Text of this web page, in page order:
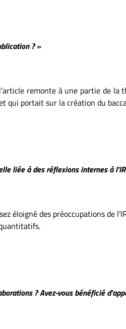
? »
remonte à une partie de la
qui portait sur la création du
liée à des réflexions internes à
éloigné des préoccupations de
? Avez-vous bénéficié